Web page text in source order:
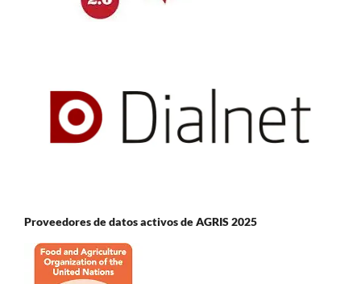
Proveedores de datos activos de AGRIS 2025